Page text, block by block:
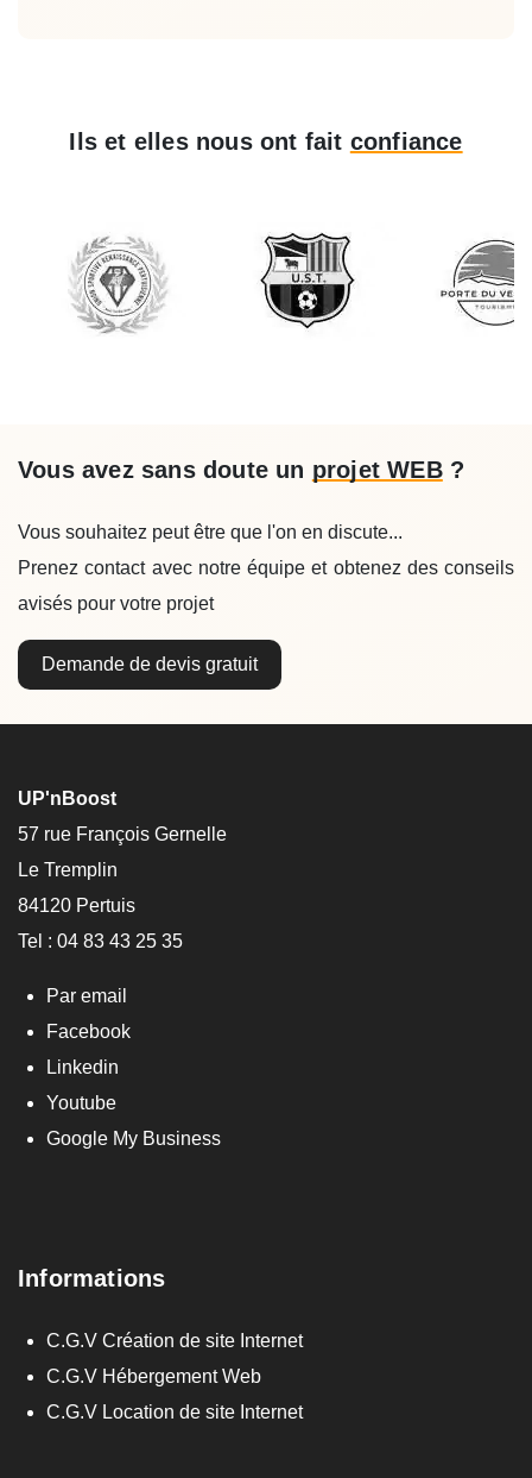
Ils et elles nous ont fait confiance
Vous avez sans doute un projet WEB?
Vous souhaitez peut être que l'on en discute...
Prenez contact avec notre équipe et obtenez des conseils
avisés pour votre projet
Demande de devis gratuit
UP'nBoost
57 rue François Gernelle
Le Tremplin
84120 Pertuis
Tel : 04 83 43 25 35
Par email
Facebook
Linkedin
Youtube
Google My Business
Informations
C.G.V Création de site Internet
C.G.V Hébergement Web
C.G.V Location de site Internet